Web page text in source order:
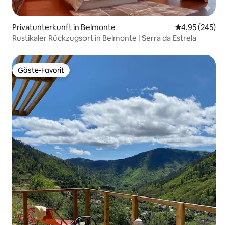
Privatunterkunft in Belmonte
4,95 (245)
Rustikaler Rückzugsort in Belmonte | Serra da Estrela
Gäste-Favorit
Gäste-Favorit